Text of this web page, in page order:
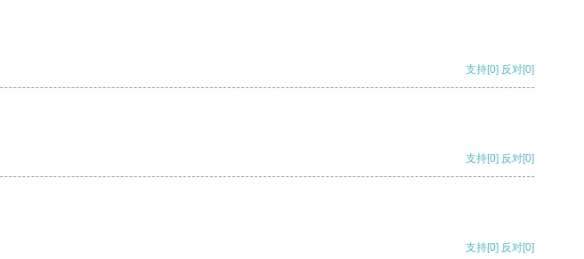
支持[0] 反对[0]
支持[0] 反对[0]
支持[0] 反对[0]